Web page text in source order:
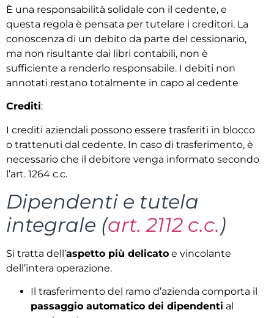
È una responsabilità solidale con il cedente, e
questa regola è pensata per tutelare i creditori. La
conoscenza di un debito da parte del cessionario,
ma non risultante dai libri contabili, non è
sufficiente a renderlo responsabile. I debiti non
annotati restano totalmente in capo al cedente
Crediti:
I crediti aziendali possono essere trasferiti in blocco
o trattenuti dal cedente. In caso di trasferimento, è
necessario che il debitore venga informato secondo
l’art. 1264 c.c.
Dipendenti e tutela
integrale (art. 2112 c.c.)
Si tratta dell’aspetto più delicato e vincolante
dell’intera operazione.
Il trasferimento del ramo d’azienda comporta il
passaggio automatico dei dipendenti al